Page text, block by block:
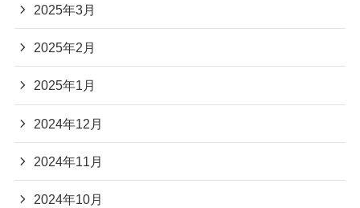
2025年3月
2025年2月
2025年1月
2024年12月
2024年11月
2024年10月